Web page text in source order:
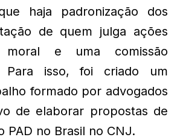
haja padronização dos
de quem julga ações
moral e uma comissão
Para isso, foi criado um
formado por advogados
de elaborar propostas de
PAD no Brasil no CNJ.